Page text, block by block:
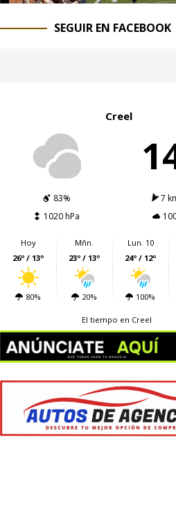
SEGUIR EN FACEBOOK
Creel
83%
7
1020 hPa
Hoy
26º / 13º
80%
Mñn.
23º / 13º
20%
Lun. 10
24º / 12º
100%
El tiempo en Creel